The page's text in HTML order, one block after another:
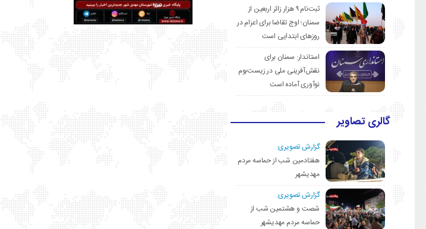
ثبت‌نام ۹ هزار زائر اربعین از
سمنان؛ اوج تقاضا برای اعزام در
روزهای ابتدایی است
استاندار: سمنان برای
نقش‌آفرینی ملی در زیست‌بوم
نوآوری آماده است
گالری تصاویر
گزارش تصویری:
هفتادمین شب از حماسه مردم
مهدیشهر
گزارش تصویری:
شصت و هشتمین شب از
حماسه مردم مهدیشهر